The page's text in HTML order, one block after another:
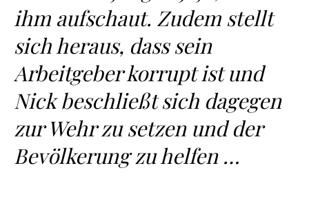
ihm aufschaut. Zudem stellt
sich heraus, dass sein
Arbeitgeber korrupt ist und
Nick beschließt sich dagegen
zur Wehr zu setzen und der
Bevölkerung zu helfen …